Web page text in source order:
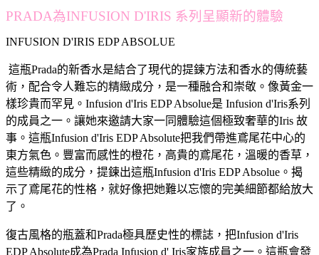
PRADA為INFUSION D'IRIS 系列呈顯新的體驗
INFUSION D'IRIS EDP ABSOLUE
這瓶Prada的新香水是結合了現代的提鍊方法和香水的傳統藝
術，配合令人難忘的精緻成分，是一種融合和崇敬。像黃金一
樣珍貴而罕見。Infusion d'Iris EDP Absolue是 Infusion d'Iris系列
的成員之一。讓她來邀請大家一同體驗這個極致奢華的Iris 故
事。這瓶Infusion d'Iris EDP Absolute把我們帶進鳶尾花中心的
東方氣色。豐富而感性的橙花，高貴的鳶尾花，溫暖的香草，
這些精緻的成分，提鍊出這瓶Infusion d'Iris EDP Absolue。揭
示了鳶尾花的性格，就好像把她難以忘懷的完美細節都給放大
了。
復古風格的瓶蓋和Prada極具歷史性的標誌，把Infusion d'Iris
EDP Absolute成為Prada Infusion d' Iris家族成員之一。這瓶會發